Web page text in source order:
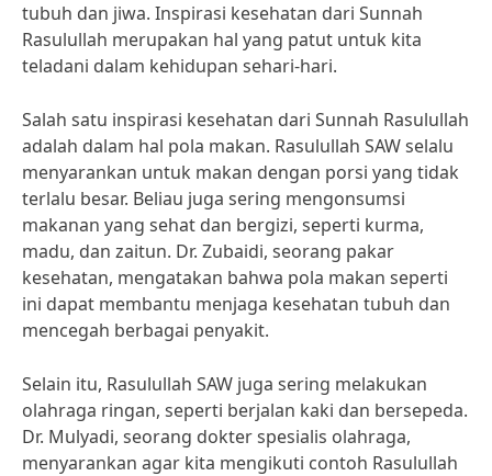
tubuh dan jiwa. Inspirasi kesehatan dari Sunnah
Rasulullah merupakan hal yang patut untuk kita
teladani dalam kehidupan sehari-hari.
Salah satu inspirasi kesehatan dari Sunnah Rasulullah
adalah dalam hal pola makan. Rasulullah SAW selalu
menyarankan untuk makan dengan porsi yang tidak
terlalu besar. Beliau juga sering mengonsumsi
makanan yang sehat dan bergizi, seperti kurma,
madu, dan zaitun. Dr. Zubaidi, seorang pakar
kesehatan, mengatakan bahwa pola makan seperti
ini dapat membantu menjaga kesehatan tubuh dan
mencegah berbagai penyakit.
Selain itu, Rasulullah SAW juga sering melakukan
olahraga ringan, seperti berjalan kaki dan bersepeda.
Dr. Mulyadi, seorang dokter spesialis olahraga,
menyarankan agar kita mengikuti contoh Rasulullah